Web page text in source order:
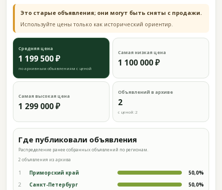
Это старые объявления; они могут быть сняты с продажи.
Используйте цены только как исторический ориентир.
Средняя цена
1 199 500 ₽
по архивным объявлениям с ценой
Самая низкая цена
1 100 000 ₽
Самая высокая цена
1 299 000 ₽
Объявлений в архиве
2
с ценой: 2
Где публиковали объявления
Распределение ранее собранных объявлений по регионам.
2 объявления из архива
1 Приморский край 50,0%
2 Санкт-Петербург 50,0%